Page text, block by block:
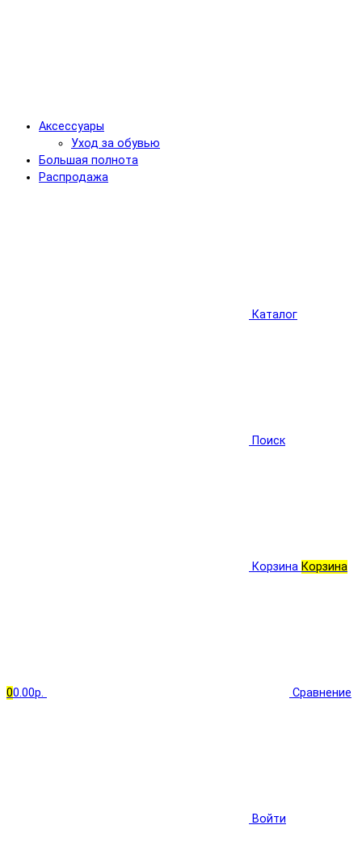
Аксессуары
Уход за обувью
Большая полнота
Распродажа
Каталог
Поиск
Корзина Корзина
00.00р. Сравнение
Войти